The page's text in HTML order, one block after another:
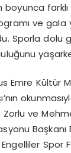
boyunca
ve
Sporla dolu
Emre Kültür
Zorlu ve
Başkanı
Spor